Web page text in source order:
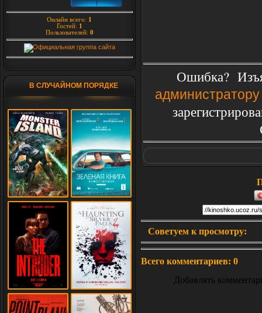
Онлайн всего: 1
Гостей: 1
Пользователей: 0
В СЛУЧАЙНОМ ПОРЯДКЕ
Ошибка?
администратору
Советуем к просмотру:
Всего комментариев: 0
Добавлять